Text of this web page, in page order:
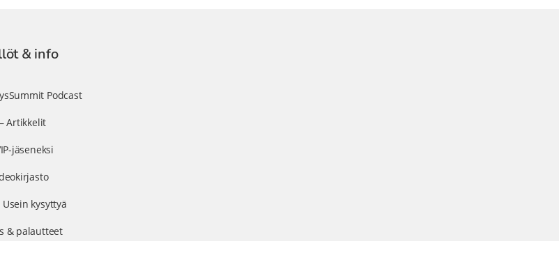
& info
Podcast
Artikkelit
jäseneksi
Usein kysyttyä
& palautteet